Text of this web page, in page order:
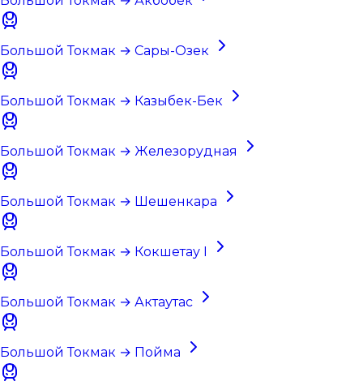
Большой Токмак → Сары-Озек
Большой Токмак → Казыбек-Бек
Большой Токмак → Железорудная
Большой Токмак → Шешенкара
Большой Токмак → Кокшетау I
Большой Токмак → Актаутас
Большой Токмак → Пойма